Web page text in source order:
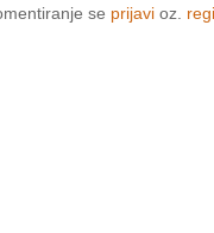
se prijavi oz.